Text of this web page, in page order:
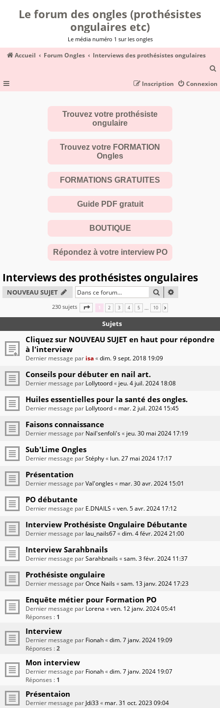
Le forum des ongles (prothésistes
ongulaires etc)
Le média numéro 1 sur les ongles
Accueil Forum Ongles
Interviews des prothésistes ongulaires
c
Connexion
Inscription
Trouvez votre prothésiste
ongulaire
Trouvez votre FORMATION
Ongles
FORMATIONS GRATUITES
Guide PDF gratuit
BOUTIQUE
Répondez à votre interview PO
Interviews des prothésistes ongulaires
NOUVEAU SUJET RECHERCHER
230 sujets PAGE SUR 10
1 2 3 4 5 … 10
Sujets
Cliquez sur NOUVEAU SUJET en haut pour répondre
à l'interview
Dernier message par isa«dim. 9 sept. 2018 19:09
Conseils pour débuter en nail art.
Dernier message par Lollytoord« jeu. 4 juil. 2024 18:08
Huiles essentielles pour la santé des ongles.
Dernier message par Lollytoord« mar. 2 juil. 2024 15:45
Faisons connaissance
Dernier message par Nail'senfoli's« jeu. 30 mai 2024 17:19
Sub'Lime Ongles
Dernier message parStéphy« lun. 27 mai 2024 17:17
Présentation
Dernier message parVal'ongles« mar. 30 avr. 2024 15:01
PO débutante
Dernier message par E.DNAILS «ven. 5 avr. 2024 17:12
Interview Prothésiste Ongulaire Débutante
Dernier message par lau_nails67«dim. 4 févr. 2024 21:00
Interview Sarahbnails
Dernier message parSarahbnails«sam. 3 févr. 2024 11:37
Prothésiste ongulaire
Dernier message parOnce Nails«sam. 13 janv. 2024 17:23
Enquête métier pour Formation PO
Dernier message par Lorena «ven. 12 janv. 2024 05:41
Réponses : 1
Interview
Dernier message par Fionah«dim. 7 janv. 2024 19:09
Réponses :2
Mon interview
Dernier message par Fionah«dim. 7 janv. 2024 19:07
Réponses : 1
Présentaion
Dernier message par Jdi33« mar. 31 oct. 2023 09:04